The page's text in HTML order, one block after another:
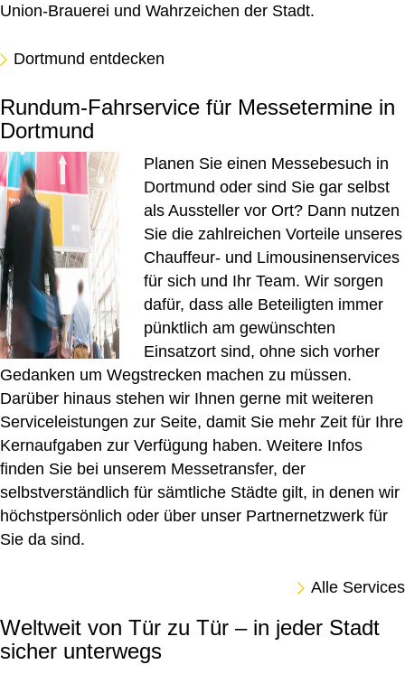
Union-Brauerei und Wahrzeichen der Stadt.
Dortmund entdecken
Rundum-Fahrservice für Messetermine in
Dortmund
Planen Sie einen Messebesuch in
Dortmund oder sind Sie gar selbst
als Aussteller vor Ort? Dann nutzen
Sie die zahlreichen Vorteile unseres
Chauffeur- und Limousinenservices
für sich und Ihr Team. Wir sorgen
dafür, dass alle Beteiligten immer
pünktlich am gewünschten
Einsatzort sind, ohne sich vorher
Gedanken um Wegstrecken machen zu müssen.
Darüber hinaus stehen wir Ihnen gerne mit weiteren
Serviceleistungen zur Seite, damit Sie mehr Zeit für Ihre
Kernaufgaben zur Verfügung haben. Weitere Infos
finden Sie bei unserem Messetransfer, der
selbstverständlich für sämtliche Städte gilt, in denen wir
höchstpersönlich oder über unser Partnernetzwerk für
Sie da sind.
Alle Services
Weltweit von Tür zu Tür – in jeder Stadt
sicher unterwegs